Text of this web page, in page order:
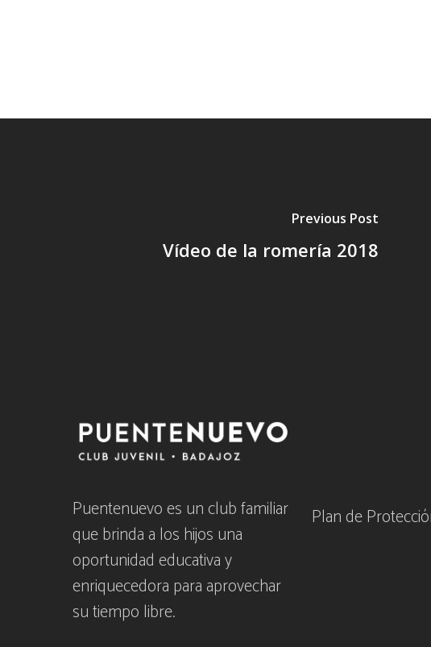
Previous Post
Vídeo de la romería 2018
Puentenuevo es un club familiar
que brinda a los hijos una
oportunidad educativa y
enriquecedora para aprovechar
su tiempo libre.
Plan de